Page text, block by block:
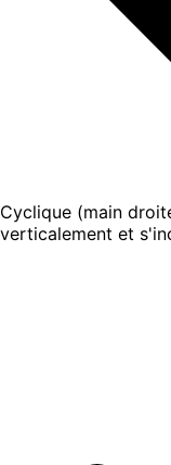
Cyclique (main
verticalement et